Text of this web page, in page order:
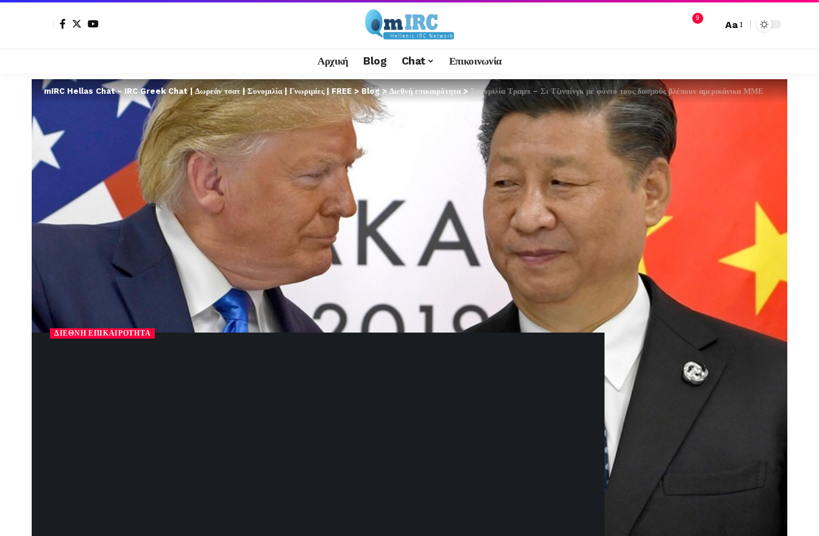
9
Aa
Αρχική Blog Chat Επικοινωνία
mIRC Hellas Chat - IRC Greek Chat | Δωρεάν τσατ | Συνομιλία | Γνωριμίες | FREE> Blog>Διεθνή επικαιρότητα>Συνομιλία Τραμπ – Σι Τζινπίνγκ με φόντο τους δασμούς βλέπουν αμερικάνικα ΜΜΕ
ΔΙΕΘΝΉ ΕΠΙΚΑΙΡΌΤΗΤΑ